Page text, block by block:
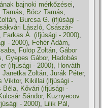
bajnoki mérkőzései,
Tamás, Bócz Tamás,
, Burcsa G. (ifjúsági -
László,Császár-
, Farkas Á. (ifjúsági - 2000),
- 2000), Fehér Ádám,
, Fülöp Zoltán,Gábor
,Gyepes Gábor, Hadobás
(ifjúsági - 2000), Horváth
Janetka Zoltán,Jurák Péter,
Viktor, Kikillai (ifjúsági -
Béla, Kővári (ifjúsági -
Sándor, Kuznyecov
- 2000), Lilik Pál ,